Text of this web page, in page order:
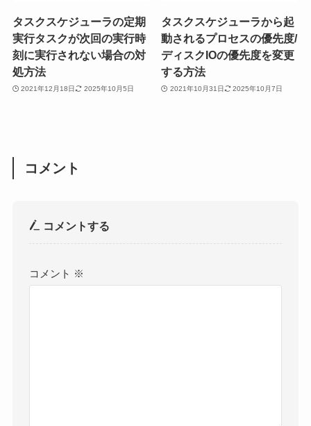
タスクスケジューラの定期
実行タスクが次回の実行時
刻に実行されない場合の対
処方法
2021年12月18日 2025年10月5日
タスクスケジューラから起
動されるプロセスの優先度/
ディスクIOの優先度を変更
する方法
2021年10月31日 2025年10月7日
コメント
コメントする
コメント ※